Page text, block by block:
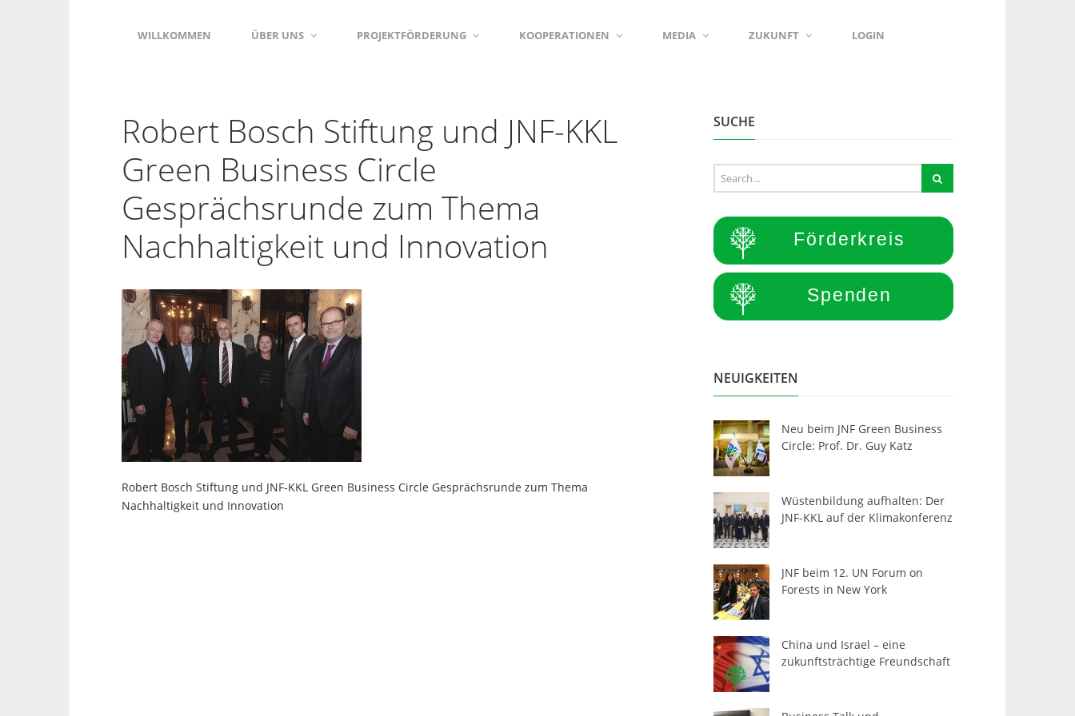
WILLKOMMEN ÜBER UNS PROJEKTFÖRDERUNG KOOPERATIONEN MEDIA ZUKUNFT LOGIN
Robert Bosch Stiftung und JNF-KKL
Green Business Circle
Gesprächsrunde zum Thema
Nachhaltigkeit und Innovation
Robert Bosch Stiftung und JNF-KKL Green Business Circle Gesprächsrunde zum Thema
Nachhaltigkeit und Innovation
SUCHE
Förderkreis
Spenden
NEUIGKEITEN
Neu beim JNF Green Business
Circle: Prof. Dr. Guy Katz
Wüstenbildung aufhalten: Der
JNF-KKL auf der Klimakonferenz
JNF beim 12. UN Forum on
Forests in New York
China und Israel – eine
zukunftsträchtige Freundschaft